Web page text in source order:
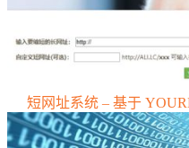
短网址系统 – 基于